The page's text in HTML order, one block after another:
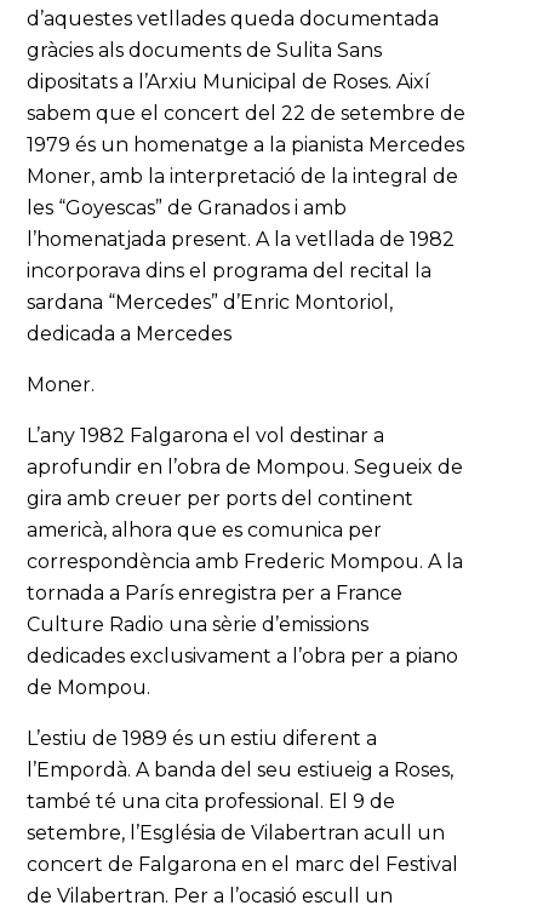
d’aquestes vetllades queda documentada
gràcies als documents de Sulita Sans
dipositats a l’Arxiu Municipal de Roses. Així
sabem que el concert del 22 de setembre de
1979 és un homenatge a la pianista Mercedes
Moner, amb la interpretació de la integral de
les “Goyescas” de Granados i amb
l’homenatjada present. A la vetllada de 1982
incorporava dins el programa del recital la
sardana “Mercedes” d’Enric Montoriol,
dedicada a Mercedes
Moner.
L’any 1982 Falgarona el vol destinar a
aprofundir en l’obra de Mompou. Segueix de
gira amb creuer per ports del continent
americà, alhora que es comunica per
correspondència amb Frederic Mompou. A la
tornada a París enregistra per a France
Culture Radio una sèrie d’emissions
dedicades exclusivament a l’obra per a piano
de Mompou.
L’estiu de 1989 és un estiu diferent a
l’Empordà. A banda del seu estiueig a Roses,
també té una cita professional. El 9 de
setembre, l’Església de Vilabertran acull un
concert de Falgarona en el marc del Festival
de Vilabertran. Per a l’ocasió escull un